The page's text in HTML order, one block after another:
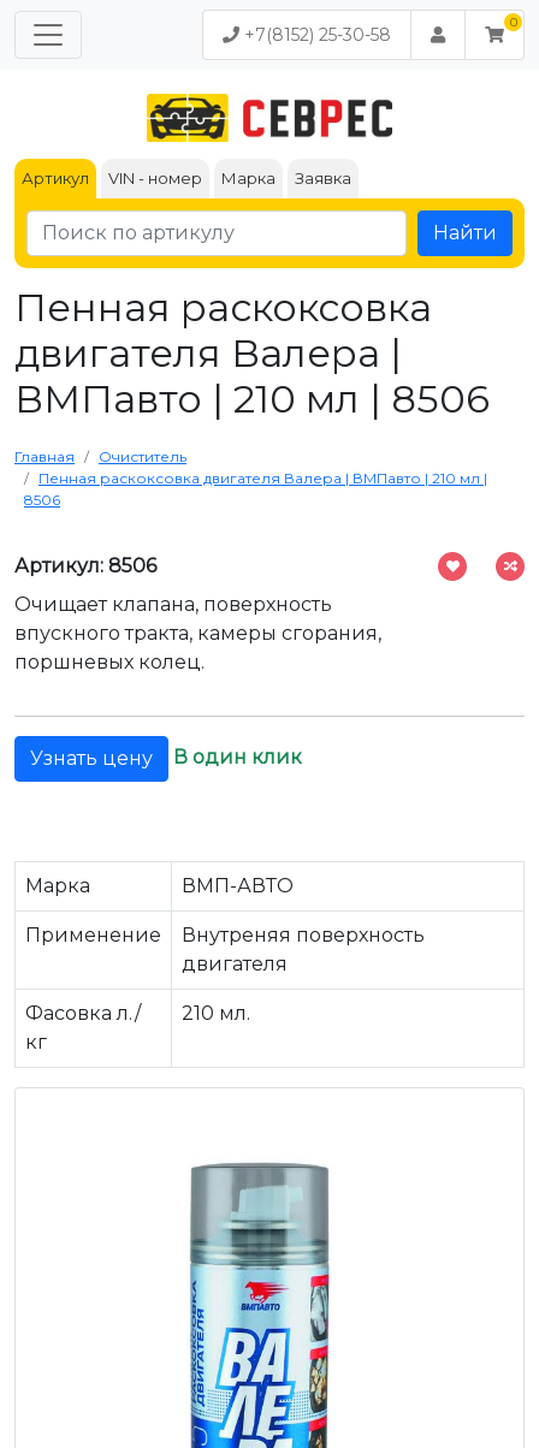
+7(8152) 25-30-58
Артикул VIN - номер Марка Заявка
Найти
Пенная раскоксовка
двигателя Валера |
ВМПавто | 210 мл | 8506
Главная
Очиститель
Пенная раскоксовка двигателя Валера | ВМПавто | 210 мл |
8506
Артикул: 8506
Очищает клапана, поверхность
впускного тракта, камеры сгорания,
поршневых колец.
Узнать цену В один клик
Марка ВМП-АВТО
Применение
Внутреняя поверхность
двигателя
Фасовка л./
кг
210 мл.